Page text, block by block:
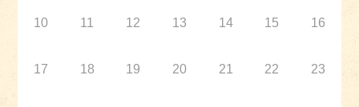
10 11 12 13 14 15 16
17 18 19 20 21 22 23